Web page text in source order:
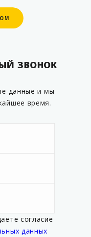
ЗВОНОК
данные и мы
время.
согласие
данных